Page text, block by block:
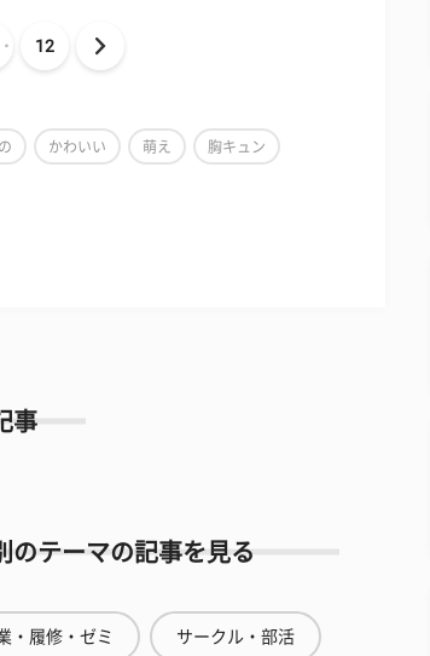
12
かわいい 萌え 胸キュン
事
のテーマの記事を見る
・履修・ゼミ サークル・部活